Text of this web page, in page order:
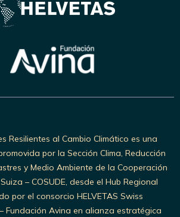
Resilientes al Cambio Climático es una
por la Sección Clima, Reducción
y Medio Ambiente de la Cooperación
– COSUDE, desde el Hub Regional
por el consorcio HELVETAS Swiss
Fundación Avina en alianza estratégica